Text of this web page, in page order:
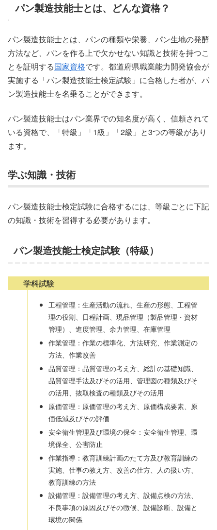
パン製造技能士とは、どんな資格？
パン製造技能士とは、パンの種類や栄養、パン生地の発酵
方法など、パンを作る上で欠かせない知識と技術を持つこ
とを証明する国家資格です。都道府県職業能力開発協会が
実施する「パン製造技能士検定試験」に合格した者が、パ
ン製造技能士を名乗ることができます。
パン製造技能士はパン業界での知名度が高く、信頼されて
いる資格で、「特級」「1級」「2級」と3つの等級があり
ます。
学ぶ知識・技術
パン製造技能士検定試験に合格するには、等級ごとに下記
の知識・技術を習得する必要があります。
パン製造技能士検定試験（特級）
学科試験
工程管理：生産活動の流れ、生産の形態、工程管
理の役割、日程計画、現品管理（製品管理・資材
管理）、進度管理、余力管理、在庫管理
作業管理：作業の標準化、方法研究、作業測定の
方法、作業改善
品質管理：品質管理の考え方、総計の基礎知識、
品質管理手法及びその活用、管理図の種類及びそ
の活用、抜取検査の種類及びその活用
原価管理：原価管理の考え方、原価構成要素、原
価低減及びその評価
安全衛生管理及び環境の保全：安全衛生管理、環
境保全、公害防止
作業指導：教育訓練計画のたて方及び教育訓練の
実施、仕事の教え方、改善の仕方、人の扱い方、
教育訓練の方法
設備管理：設備管理の考え方、設備点検の方法、
不良事項の原因及びその徴候、設備診断、設備と
環境の関係